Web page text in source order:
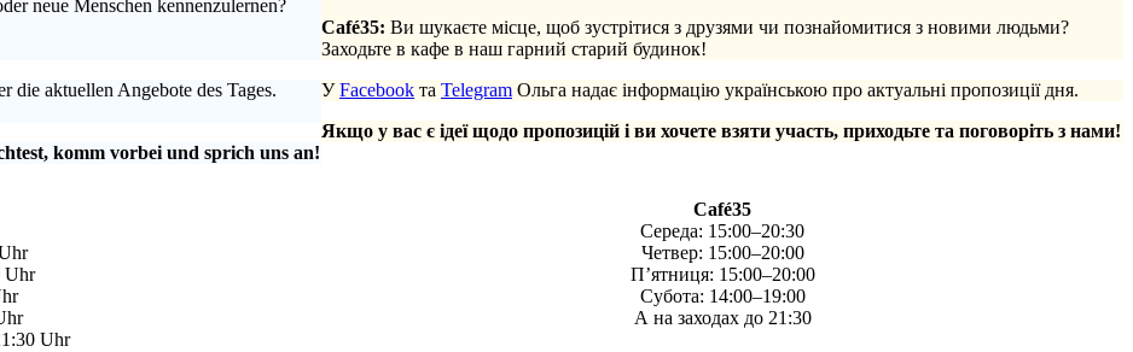
neue Menschen kennenzulernen?
die aktuellen Angebote des Tages.
komm vorbei und sprich uns an!
Uhr
Uhr
Café35: Ви шукаєте місце, щоб зустрітися з друзями чи познайомитися з новими людьми?
Заходьте в кафе в наш гарний старий будинок!
УFacebook та Telegram Ольга надає інформацію українською про актуальні пропозиції дня.
Якщо у вас є ідеї щодо пропозицій і ви хочете взяти участь, приходьте та поговоріть з нами!
Café35
Середа: 15:00–20:30
Четвер: 15:00–20:00
П’ятниця: 15:00–20:00
Субота: 14:00–19:00
А на заходах до 21:30